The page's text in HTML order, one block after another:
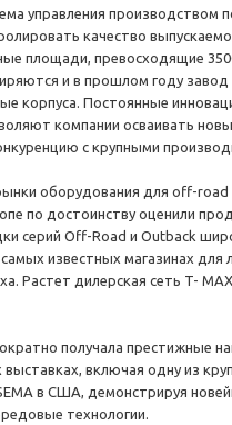
управления производством
качество
площади, превосходящие
и в прошлом году завод
корпуса. Постоянные
компании осваивать
с крупными
оборудования для off-
по достоинству оценили
серий Off-Road и Outback
известных магазинах для
Растет дилерская сеть T-
получала престижные
включая одну из
в США, демонстрируя
технологии.